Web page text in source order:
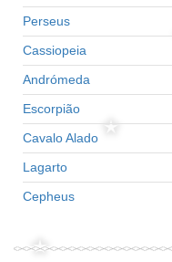
Perseus
Cassiopeia
Andrómeda
Escorpião
Cavalo Alado
Lagarto
Cepheus